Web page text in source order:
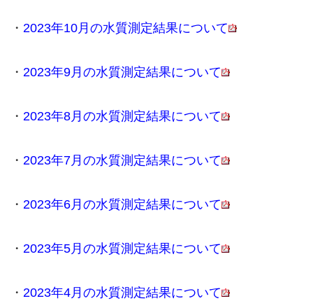
・ 2023年10月の水質測定結果について
・ 2023年9月の水質測定結果について
・ 2023年8月の水質測定結果について
・ 2023年7月の水質測定結果について
・ 2023年6月の水質測定結果について
・ 2023年5月の水質測定結果について
・ 2023年4月の水質測定結果について